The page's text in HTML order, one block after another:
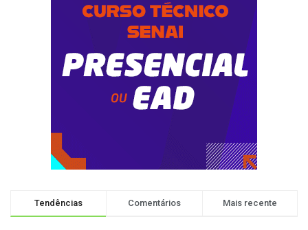
Tendências Comentários Mais recente